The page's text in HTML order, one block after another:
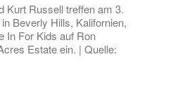
Kurt Russell treffen am 3.
Beverly Hills, Kalifornien,
In For Kids auf Ron
Estate ein. | Quelle: